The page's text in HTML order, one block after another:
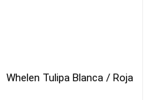
Whelen Tulipa Blanca / Roja